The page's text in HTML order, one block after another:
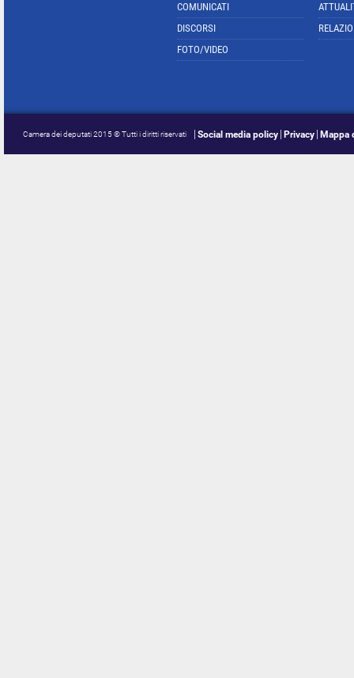
COMUNICATI
DISCORSI
FOTO/VIDEO
Camera dei deputati 2015 © Tutti i diritti riservati Social media policy Privacy Mappa